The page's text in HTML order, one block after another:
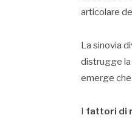
articolare
La sinovia
distrugge la
emerge che
I fattori di